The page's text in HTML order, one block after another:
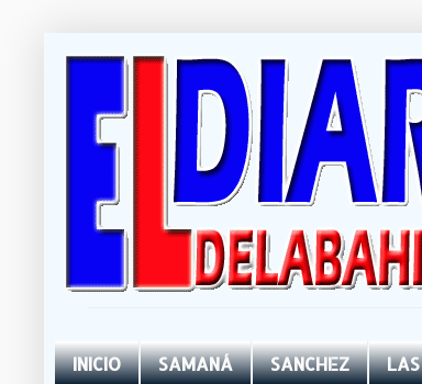
INICIO SAMANÁ SANCHEZ